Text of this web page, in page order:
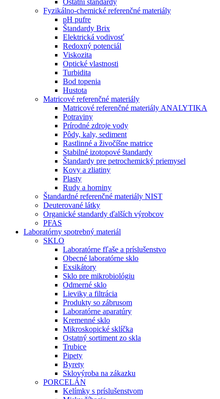
Ostatní standardy
Fyzikálno-chemické referenčné materiály
pH pufre
Štandardy Brix
Elektrická vodivosť
Redoxný potenciál
Viskozita
Optické vlastnosti
Turbidita
Bod topenia
Hustota
Matricové referenčné materiály
Matricové referenčné materiály ANALYTIKA
Potraviny
Prírodné zdroje vody
Pôdy, kaly, sediment
Rastlinné a živočíšne matrice
Stabilné izotopové štandardy
Štandardy pre petrochemický priemysel
Kovy a zliatiny
Plasty
Rudy a horniny
Štandardné referenčné materiály NIST
Deuterované látky
Organické standardy ďalších výrobcov
PFAS
Laboratórny spotrebný materiál
SKLO
Laboratórne fľaše a príslušenstvo
Obecné laboratórne sklo
Exsikátory
Sklo pre mikrobiológiu
Odmerné sklo
Lieviky a filtrácia
Produkty so zábrusom
Laboratórne aparatúry
Kremenné sklo
Mikroskopické sklíčka
Ostatný sortiment zo skla
Trubice
Pipety
Byrety
Sklovýroba na zákazku
PORCELÁN
Kelímky s príslušenstvom